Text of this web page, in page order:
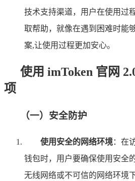
技术支持渠道，用户在使用过
取帮助，就像在遇到困难时能
案,让使用过程更加安心。
使用 imToken 官网
项
（一）安全防护
使用安全的网络环境：在
钱包时，用户要确保使用安全
无线网络或不可信的网络环境